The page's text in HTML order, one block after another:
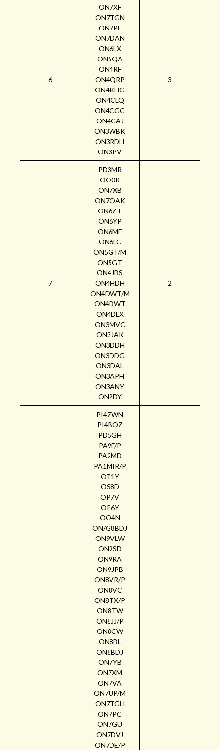
6
ON7XF
ON7TGN
ON7PL
ON7DAN
ON6LX
ON5QA
ON4RF
ON4QRP
ON4KHG
ON4CLQ
ON4CGC
ON4CAJ
ON3WBK
ON3RDH
ON3PV
3
7
PD3MR
OO0R
ON7XB
ON7OAK
ON6ZT
ON6YP
ON6ME
ON6LC
ON5GT/M
ON5GT
ON4JBS
ON4HDH
ON4DWT/M
ON4DWT
ON4DLX
ON3MVC
ON3JAK
ON3DDH
ON3DDG
ON3DAL
ON3APH
ON3ANY
ON2DY
2
PI4ZWN
PI4BOZ
PD5GH
PA9F/P
PA2MD
PA1MIR/P
OT1Y
OS8D
OP7V
OP6Y
OO4N
ON/G8BDJ
ON9VLW
ON9SD
ON9RA
ON9JPB
ON8VR/P
ON8VC
ON8TX/P
ON8TW
ON8JJ/P
ON8CW
ON8BL
ON8BDJ
ON7YB
ON7XM
ON7VA
ON7UP/M
ON7TGH
ON7PC
ON7GU
ON7DVJ
ON7DE/P